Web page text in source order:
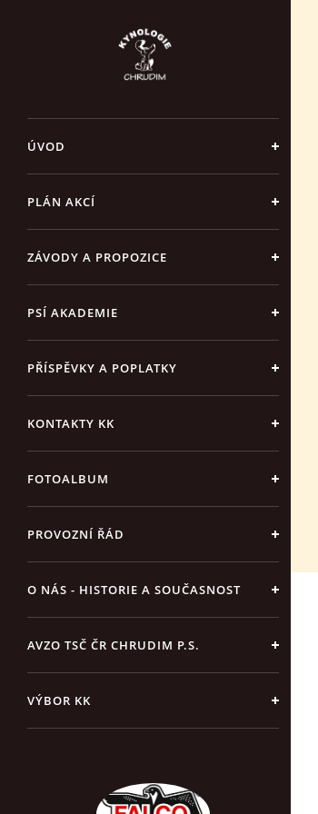
ÚVOD
PLÁN AKCÍ
ZÁVODY A PROPOZICE
PSÍ AKADEMIE
PŘÍSPĚVKY A POPLATKY
KONTAKTY KK
FOTOALBUM
PROVOZNÍ ŘÁD
O NÁS - HISTORIE A SOUČASNOST
AVZO TSČ ČR CHRUDIM P.S.
VÝBOR KK